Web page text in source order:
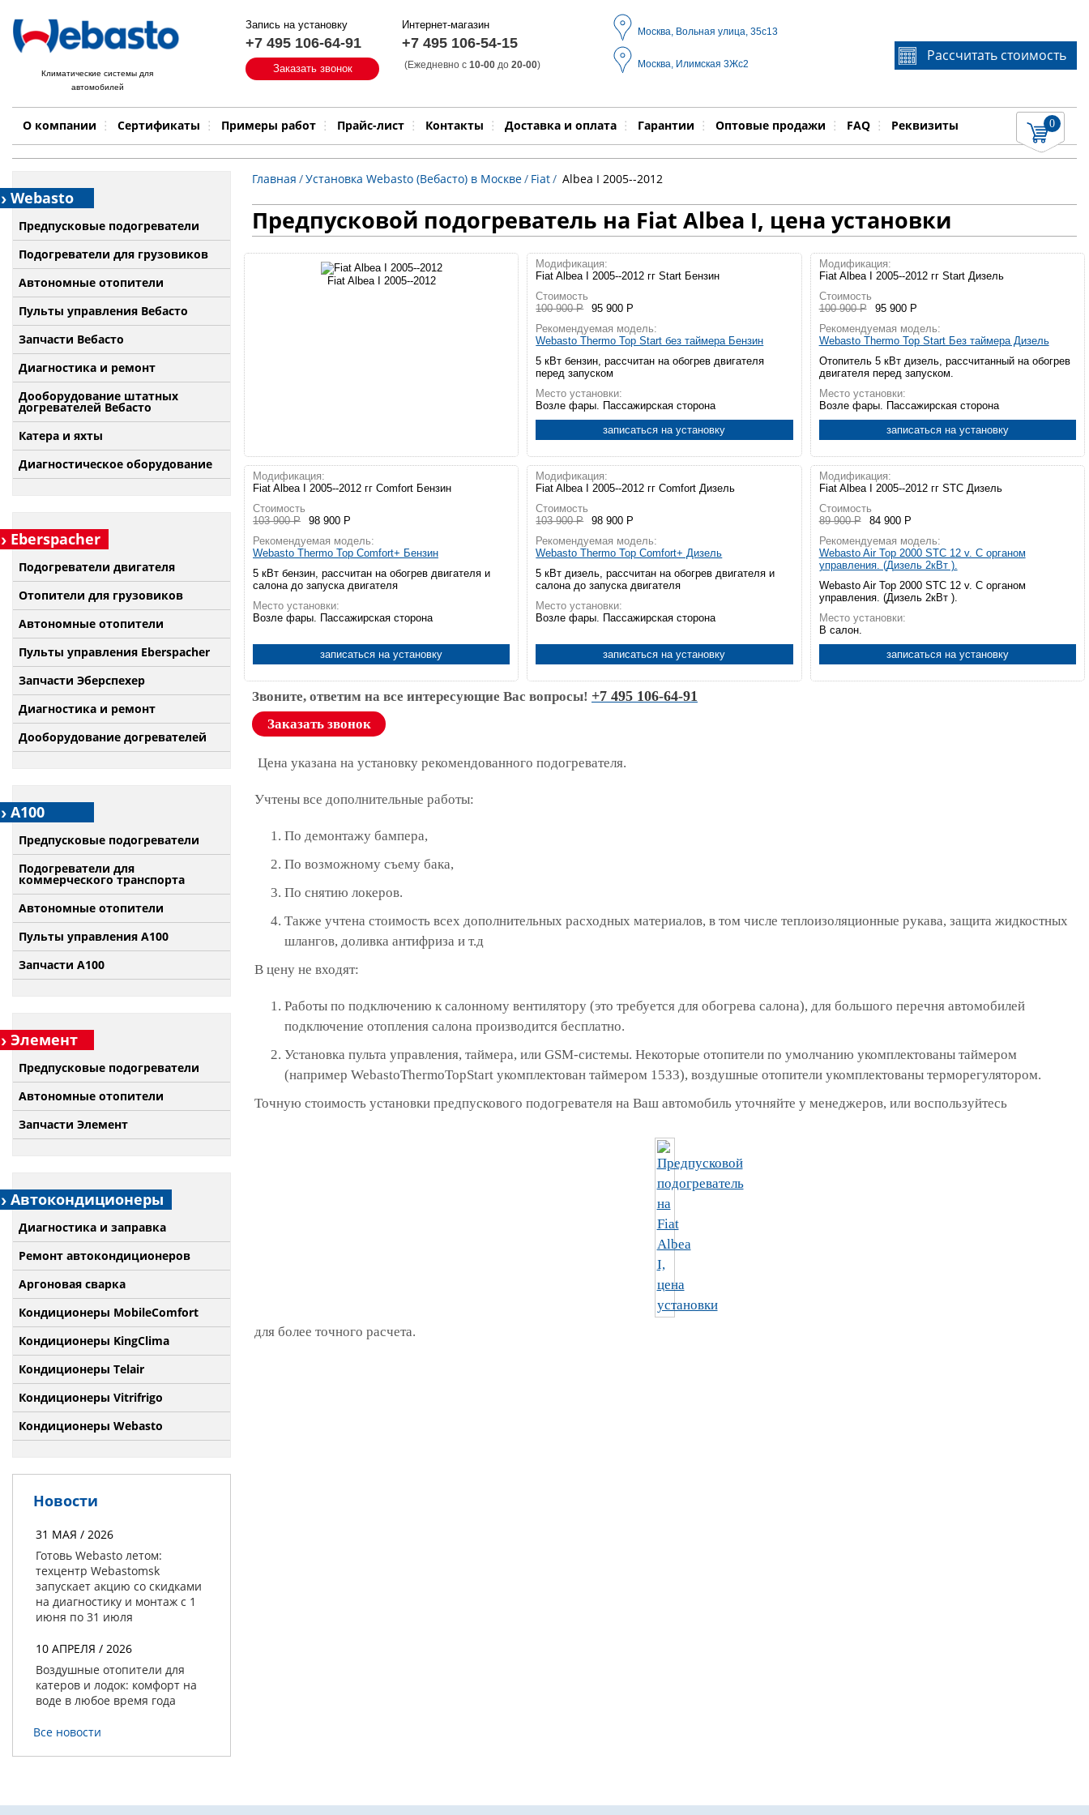
Климатические системы для
автомобилей
Запись на установку
+7 495 106-64-91
Заказать звонок
Интернет-магазин
+7 495 106-54-15
(Ежедневно с 10-00 до 20-00)
Москва, Вольная улица, 35с13
Москва, Илимская 3Жс2
Рассчитать стоимость
О компании Сертификаты Примеры работ Прайс-лист Контакты Доставка и оплата Гарантии Оптовые продажи FAQ Реквизиты 0
Быстрый поиск:
Если Вы не знаете идентификационный номер
запчасти, звоните по телефону+7 495 106-64-91, мы
Примеры работ Бренд Модель Выполняемые работы
Webasto
Предпусковые подогреватели
Подогреватели для грузовиков
Автономные отопители
Пульты управления Вебасто
Запчасти Вебасто
Диагностика и ремонт
Дооборудование штатных
догревателей Вебасто
Катера и яхты
Диагностическое оборудование
Eberspacher
Подогреватели двигателя
Отопители для грузовиков
Автономные отопители
Пульты управления Eberspacher
Запчасти Эберспехер
Диагностика и ремонт
Дооборудование догревателей
А100
Предпусковые подогреватели
Подогреватели для
коммерческого транспорта
Автономные отопители
Пульты управления A100
Запчасти А100
Элемент
Предпусковые подогреватели
Автономные отопители
Запчасти Элемент
Автокондиционеры
Диагностика и заправка
Ремонт автокондиционеров
Аргоновая сварка
Кондиционеры MobileComfort
Кондиционеры KingClima
Кондиционеры Telair
Кондиционеры Vitrifrigo
Кондиционеры Webasto
Новости
31 МАЯ / 2026
Готовь Webasto летом:
техцентр Webastomsk
запускает акцию со скидками
на диагностику и монтаж с 1
июня по 31 июля
10 АПРЕЛЯ / 2026
Воздушные отопители для
катеров и лодок: комфорт на
воде в любое время года
Все новости
Главная /Установка Webasto (Вебасто) в Москве/ Fiat/ Albea I 2005--2012
Предпусковой подогреватель на Fiat Albea I, цена установки
Fiat Albea I 2005--2012
Модификация:
Fiat Albea I 2005--2012 гг Start Бензин
Стоимость
100 900 Р
95 900 Р
Рекомендуемая модель:
Webasto Thermo Top Start без таймера Бензин
5 кВт бензин, рассчитан на обогрев двигателя
перед запуском
Место установки:
Возле фары. Пассажирская сторона
записаться на установку
Модификация:
Fiat Albea I 2005--2012 гг Start Дизель
Стоимость
100 900 Р
95 900 Р
Рекомендуемая модель:
Webasto Thermo Top Start Без таймера Дизель
Отопитель 5 кВт дизель, рассчитанный на обогрев
двигателя перед запуском.
Место установки:
Возле фары. Пассажирская сторона
записаться на установку
Модификация:
Fiat Albea I 2005--2012 гг Comfort Бензин
Стоимость
103 900 Р
98 900 Р
Рекомендуемая модель:
Webasto Thermo Top Comfort+ Бензин
5 кВт бензин, рассчитан на обогрев двигателя и
салона до запуска двигателя
Место установки:
Возле фары. Пассажирская сторона
записаться на установку
Модификация:
Fiat Albea I 2005--2012 гг Comfort Дизель
Стоимость
103 900 Р
98 900 Р
Рекомендуемая модель:
Webasto Thermo Top Comfort+ Дизель
5 кВт дизель, рассчитан на обогрев двигателя и
салона до запуска двигателя
Место установки:
Возле фары. Пассажирская сторона
записаться на установку
Модификация:
Fiat Albea I 2005--2012 гг STC Дизель
Стоимость
89 900 Р
84 900 Р
Рекомендуемая модель:
Webasto Air Top 2000 STC 12 v. С органом
управления. (Дизель 2кВт ).
Webasto Air Top 2000 STC 12 v. С органом
управления. (Дизель 2кВт ).
Место установки:
В салон.
записаться на установку
Звоните, ответим на все интересующие Вас вопросы! +7 495 106-64-91
Заказать звонок
Цена указана на установку рекомендованного подогревателя.
Учтены все дополнительные работы:
По демонтажу бампера,
По возможному съему бака,
По снятию локеров.
Также учтена стоимость всех дополнительных расходных материалов, в том числе теплоизоляционные рукава, защита жидкостных
шлангов, доливка антифриза и т.д
В цену не входят:
Работы по подключению к салонному вентилятору (это требуется для обогрева салона), для большого перечня автомобилей
подключение отопления салона производится бесплатно.
Установка пульта управления, таймера, или GSM-системы. Некоторые отопители по умолчанию укомплектованы таймером
(например WebastoThermoTopStart укомплектован таймером 1533), воздушные отопители укомплектованы терморегулятором.
Точную стоимость установки предпускового подогревателя на Ваш автомобиль уточняйте у менеджеров, или воспользуйтесь
для более точного расчета.